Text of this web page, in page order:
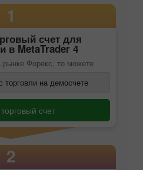
1
счет для
в MetaTrader 4
Форекс, то можете
торговли на демосчете
счет
2